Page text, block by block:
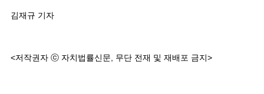
김재규 기자
<저작권자 ⓒ 자치법률신문, 무단 전재 및 재배포 금지>